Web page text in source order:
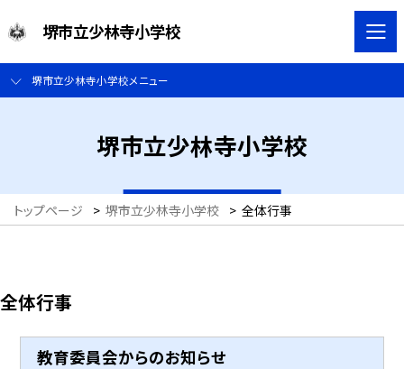
堺市立少林寺小学校
堺市立少林寺小学校メニュー
堺市立少林寺小学校
トップページ > 堺市立少林寺小学校 > 全体行事
全体行事
教育委員会からのお知らせ